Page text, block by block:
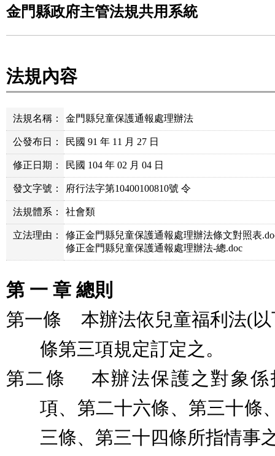
金門縣政府主管法規共用系統
法規內容
法規名稱： 金門縣兒童保護通報處理辦法
公發布日： 民國 91 年 11 月 27 日
修正日期： 民國 104 年 02 月 04 日
發文字號： 府行法字第10400100810號 令
法規體系： 社會類
立法理由：
修正金門縣兒童保護通報處理辦法條文對照表
修正金門縣兒童保護通報處理辦法-總.doc
第 一 章 總則
第一條
本辦法依兒童福利法(
條第三項規定訂定之。
第二條
本辦法保護之對象
項、第二十六條、第三十條
三條、第三十四條所指情事